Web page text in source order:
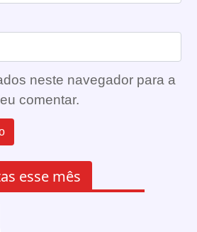
neste navegador para a
comentar.
esse mês